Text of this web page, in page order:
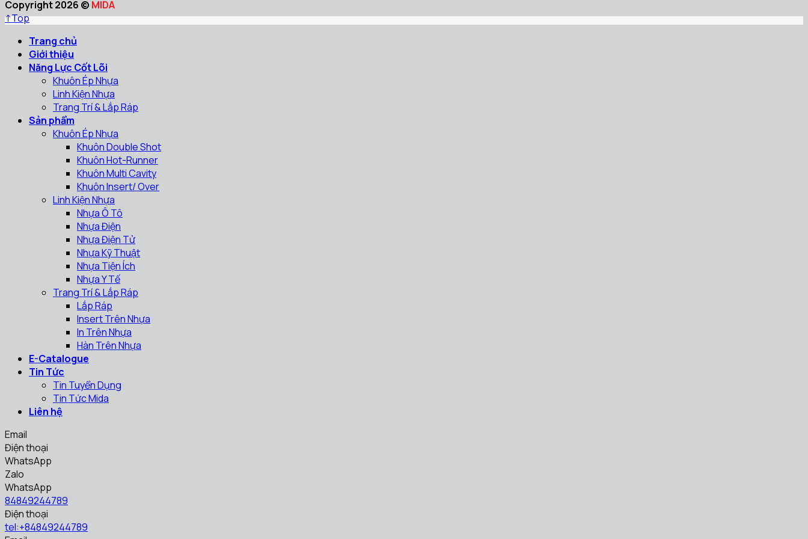
Copyright 2026 © MIDA
↑Top
Trang chủ
Giới thiệu
Năng Lực Cốt Lõi
Khuôn Ép Nhựa
Linh Kiện Nhựa
Trang Trí & Lắp Ráp
Sản phẩm
Khuôn Ép Nhựa
Khuôn Double Shot
Khuôn Hot-Runner
Khuôn Multi Cavity
Khuôn Insert/ Over
Linh Kiện Nhựa
Nhựa Ô Tô
Nhựa Điện
Nhựa Điện Tử
Nhựa Kỹ Thuật
Nhựa Tiện Ích
Nhựa Y Tế
Trang Trí & Lắp Ráp
Lắp Ráp
Insert Trên Nhựa
In Trên Nhựa
Hàn Trên Nhựa
E-Catalogue
Tin Tức
Tin Tuyển Dụng
Tin Tức Mida
Liên hệ
Email
Điện thoại
WhatsApp
Zalo
WhatsApp
84849244789
Điện thoại
tel:+84849244789